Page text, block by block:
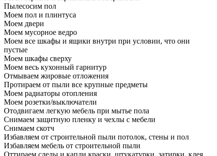
Пылесосим пол
Моем пол и плинтуса
Моем двери
Моем мусорное ведро
Моем все шкафы и ящики внутри при условии, что они
пустые
Моем шкафы сверху
Моем весь кухонный гарнитур
Отмываем жировые отложения
Протираем от пыли все крупные предметы
Моем радиаторы отопления
Моем розетки/выключатели
Отодвигаем легкую мебель при мытье пола
Снимаем защитную пленку и чехлы с мебели
Снимаем скотч
Избавляем от строительной пыли потолок, стены и пол
Избавляем мебель от строительной пыли
Оттираем следы и капли краски, штукатурки, затирки, клея